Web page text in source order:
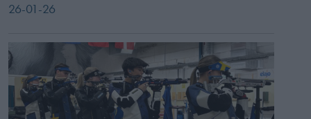
26-01-26